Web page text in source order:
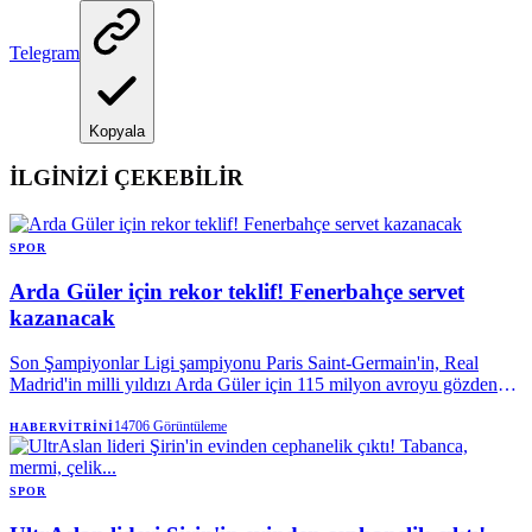
Telegram
Kopyala
İLGİNİZİ ÇEKEBİLİR
SPOR
Arda Güler için rekor teklif! Fenerbahçe servet
kazanacak
Son Şampiyonlar Ligi şampiyonu Paris Saint-Germain'in, Real
Madrid'in milli yıldızı Arda Güler için 115 milyon avroyu gözden
sürüldü. Haberde, transferin gerçekleşmesi halinde sarı lacivertlilerin
yüzde 20'lik pay sebebiyle satıştan 23 milyon avroyu kasasına
koyacağı belirtildi.
HABERVITRINI14706 Görüntüleme
SPOR